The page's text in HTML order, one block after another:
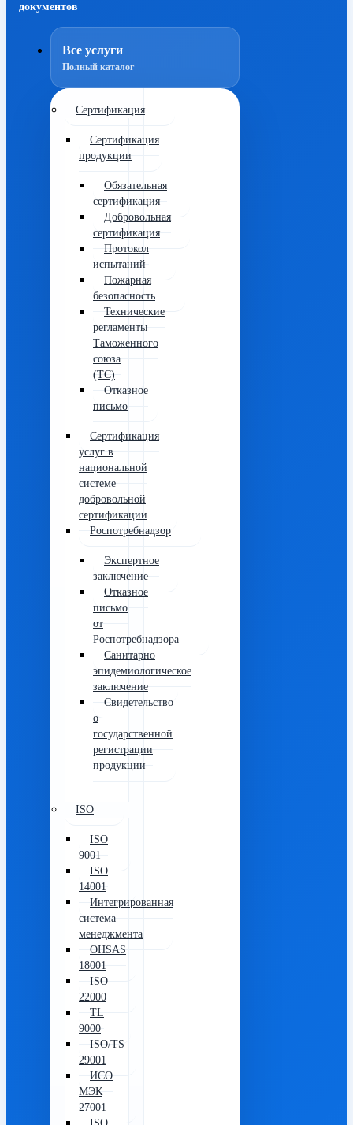
документов
Все услуги
Полный каталог
Сертификация
Сертификация
продукции
Обязательная
сертификация
Добровольная
сертификация
Протокол
испытаний
Пожарная
безопасность
Технические
регламенты
Таможенного
союза
(ТС)
Отказное
письмо
Сертификация
услуг в
национальной
системе
добровольной
сертификации
Роспотребнадзор
Экспертное
заключение
Отказное
письмо
от
Роспотребнадзора
Санитарно
эпидемиологическое
заключение
Свидетельство
о
государственной
регистрации
продукции
ISO
ISO
9001
ISO
14001
Интегрированная
система
менеджмента
OHSAS
18001
ISO
22000
TL
9000
ISO/TS
29001
ИСО
МЭК
27001